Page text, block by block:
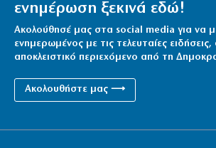
ενημέρωση ξεκινά εδώ!
Ακολούθησέ μας στα social media για να
ενημερωμένος με τις τελευταίες ειδήσεις,
αποκλειστικό περιεχόμενο από τη
Ακολουθήστε μας ⟶